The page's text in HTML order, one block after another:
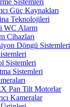
Sistemleri
Güç Kaynakları
Teknolojileri
WC Alarm
Cihazları
Döngü Sistemleri
Sistemleri
Sistemleri
Pan Tilt Motorlar
Kameralar